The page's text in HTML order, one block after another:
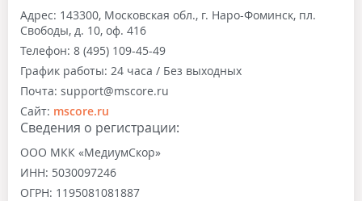
Адрес: 143300, Московская обл., г. Наро-Фоминск, пл.
Свободы, д. 10, оф. 416
Телефон: 8 (495) 109-45-49
График работы: 24 часа / Без выходных
Почта: support@mscore.ru
Сайт: mscore.ru
Сведения о регистрации:
ООО МКК «МедиумСкор»
ИНН: 5030097246
ОГРН: 1195081081887